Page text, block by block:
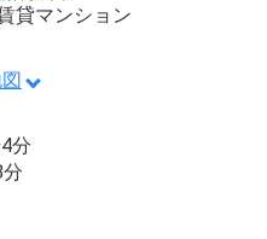
貸マンション
分